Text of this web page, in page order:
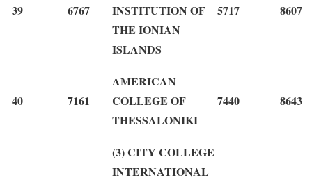
39 6767
INSTITUTION OF
THE IONIAN
ISLANDS
5717 8607
40 7161
AMERICAN
COLLEGE OF
THESSALONIKI
7440 8643
(3) CITY COLLEGE
INTERNATIONAL